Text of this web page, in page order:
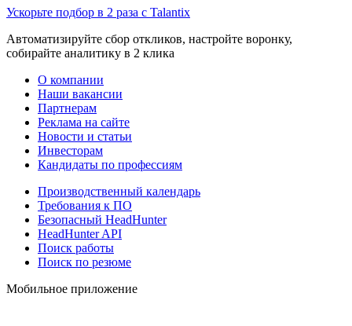
Ускорьте подбор в 2 раза с Talantix
Автоматизируйте сбор откликов, настройте воронку,
собирайте аналитику в 2 клика
О компании
Наши вакансии
Партнерам
Реклама на сайте
Новости и статьи
Инвесторам
Кандидаты по профессиям
Производственный календарь
Требования к ПО
Безопасный HeadHunter
HeadHunter API
Поиск работы
Поиск по резюме
Мобильное приложение